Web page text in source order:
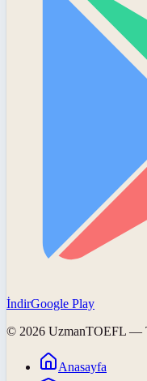
İndirGoogle Play
© 2026 UzmanTOEFL —
Anasayfa